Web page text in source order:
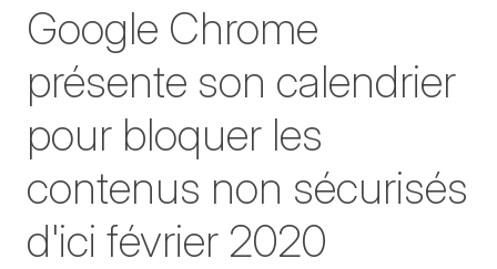
Google Chrome
présente son calendrier
pour bloquer les
contenus non sécurisés
d'ici février 2020